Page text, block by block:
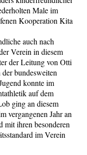
Male im
Kooperation Kita
auch nach
Verein in diesem
der Leitung von Otti
bundesweiten
konnte im
auf dem
ging an diesem
vergangenen Jahr an
mit ihren besonderen
im Verein